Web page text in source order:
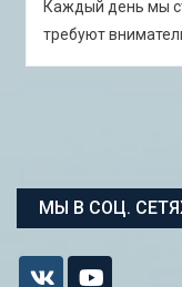
29.06.2026
В Астрахани с 5
студенческая
МЫ В СОЦ.